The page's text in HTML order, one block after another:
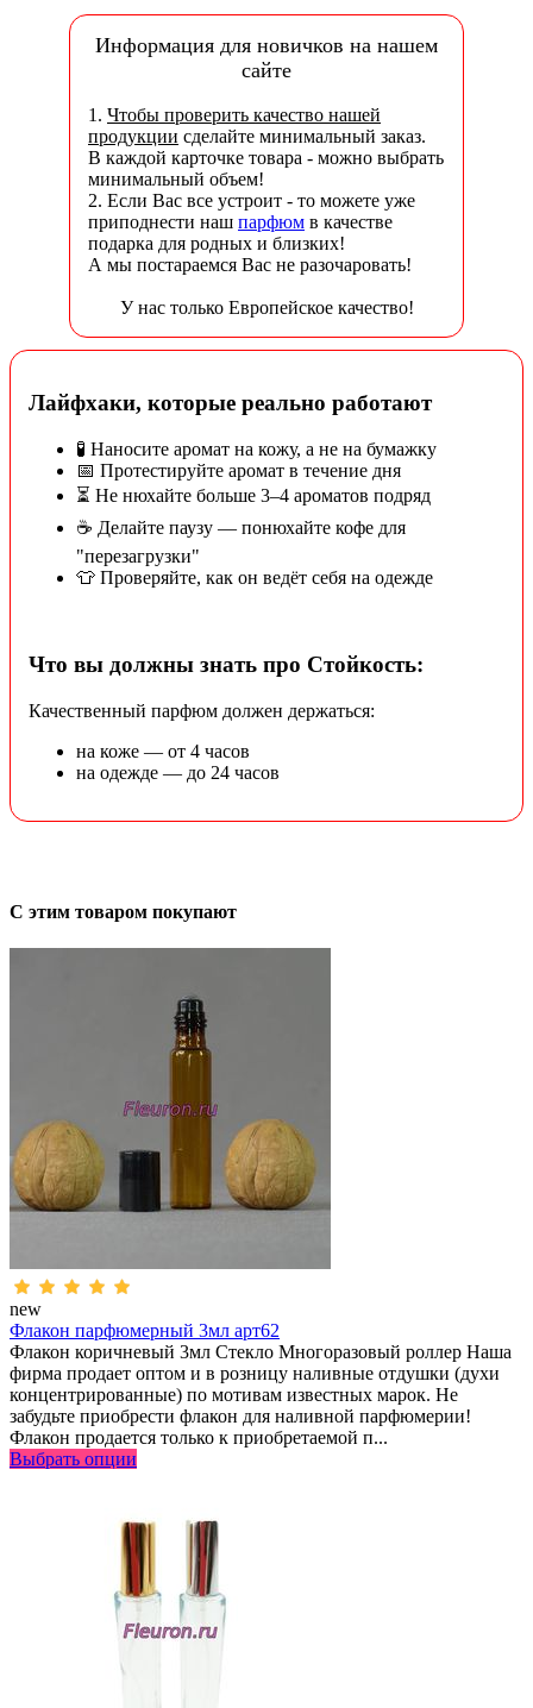
Информация для новичков на нашем
сайте
1. Чтобы проверить качество нашей
продукции сделайте минимальный заказ.
В каждой карточке товара - можно выбрать
минимальный объем!
2. Если Вас все устроит - то можете уже
приподнести наш парфюм в качестве
подарка для родных и близких!
А мы постараемся Вас не разочаровать!
У нас только Европейское качество!
Лайфхаки, которые реально работают
🧪 Наносите аромат на кожу, а не на бумажку
📅 Протестируйте аромат в течение дня
⏳ Не нюхайте больше 3–4 ароматов подряд
☕ Делайте паузу — понюхайте кофе для
"перезагрузки"
👕 Проверяйте, как он ведёт себя на одежде
Что вы должны знать про Стойкость:
Качественный парфюм должен держаться:
на коже — от 4 часов
на одежде — до 24 часов
С этим товаром покупают
new
Флакон парфюмерный 3мл арт62
Флакон коричневый 3мл Стекло Многоразовый роллер Наша
фирма продает оптом и в розницу наливные отдушки (духи
концентрированные) по мотивам известных марок. Не
забудьте приобрести флакон для наливной парфюмерии!
Флакон продается только к приобретаемой п...
Выбрать опции